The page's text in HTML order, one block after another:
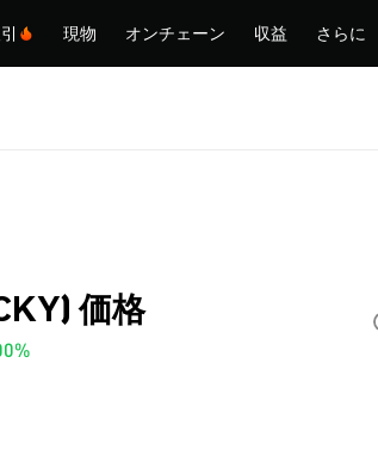
現物 オンチェーン 収益 さらに
価格